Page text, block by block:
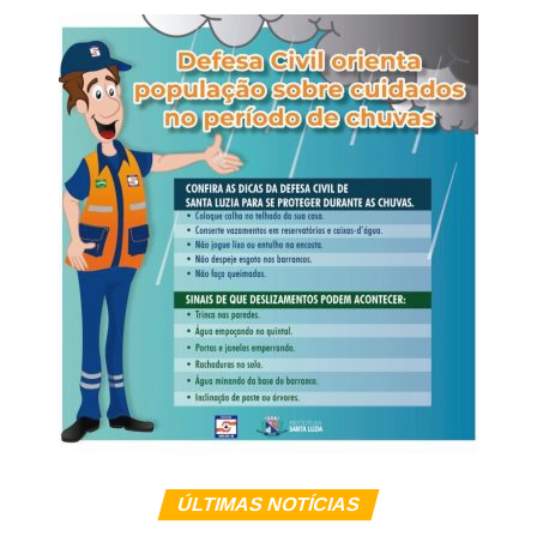
regiões. A Percent Brasil ouviu 1.200 pessoas em
entrevistas domiciliares e presenciais. O levantamento
informa nível de confiança de 95% e está registrado na
Justiça Eleitoral sob os números BR-00822/2026 e MT-
02251/2026.
WhatsApp
Facebook
Twitter
Messenger
LinkedIn
Share
ÚLTIMAS NOTÍCIAS